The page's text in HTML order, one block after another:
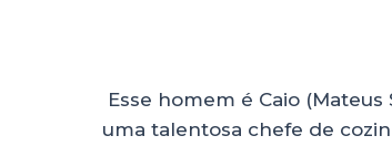
Esse homem é Caio
uma talentosa chefe de